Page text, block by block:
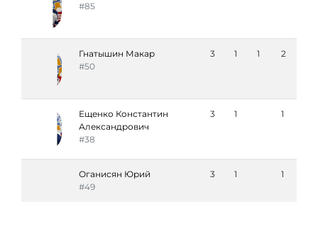
#85
Гнатышин Макар
#50
3 1 1 2
Ещенко Константин
Александрович
#38
3 1 1
Оганисян Юрий
#49
3 1 1